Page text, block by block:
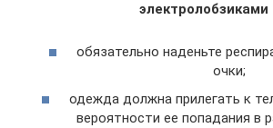
электролобзиками
обязательно наденьте
очки;
одежда должна прилегать к
вероятности ее попадания в